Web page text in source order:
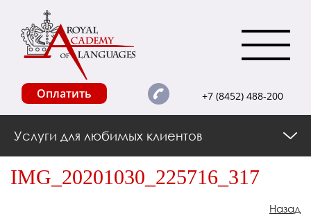
Оплатить +7 (8452) 488-200
Услуги для любимых клиентов
IMG_20201030_225716_317
Назад